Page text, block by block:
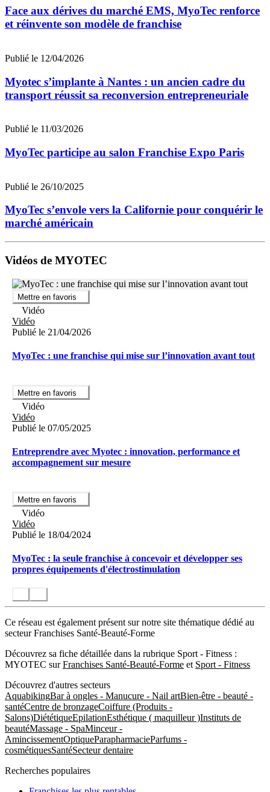
Face aux dérives du marché EMS, MyoTec renforce
et réinvente son modèle de franchise
Publié le 12/04/2026
Myotec s’implante à Nantes : un ancien cadre du
transport réussit sa reconversion entrepreneuriale
Publié le 11/03/2026
MyoTec participe au salon Franchise Expo Paris
Publié le 26/10/2025
MyoTec s’envole vers la Californie pour conquérir le
marché américain
Vidéos de MYOTEC
Mettre en favoris
Vidéo
Vidéo
Publié le 21/04/2026
MyoTec : une franchise qui mise sur l’innovation avant tout
Mettre en favoris
Vidéo
Vidéo
Publié le 07/05/2025
Entreprendre avec Myotec : innovation, performance et
accompagnement sur mesure
Mettre en favoris
Vidéo
Vidéo
Publié le 18/04/2024
MyoTec : la seule franchise à concevoir et développer ses
propres équipements d'électrostimulation
Ce réseau est également présent sur notre site thématique dédié au
secteur Franchises Santé-Beauté-Forme
Découvrez sa fiche détaillée dans la rubrique Sport - Fitness :
MYOTEC surFranchises Santé-Beauté-Forme et Sport - Fitness
Découvrez d'autres secteurs
AquabikingBar à ongles - Manucure - Nail artBien-être - beauté -
santéCentre de bronzageCoiffure (Produits -
Salons)DiététiqueEpilationEsthétique ( maquilleur )Instituts de
beautéMassage - SpaMinceur -
AmincissementOptiqueParapharmacieParfums -
cosmétiquesSantéSecteur dentaire
Recherches populaires